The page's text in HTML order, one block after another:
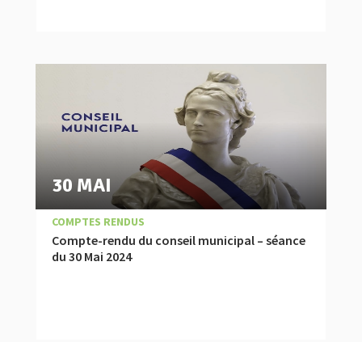
Compte-rendu du conseil municipal – séance
du 30 Mai 2024
30 MAI
|
ACTUALITÉ ,
COMPTES RENDUS